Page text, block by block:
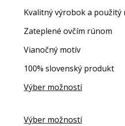
on
product
page
Kvalitný výrobok a použitý
Zateplené ovčím rúnom
Vianočný motív
100% slovenský produkt
Výber možností
has
Výber možností